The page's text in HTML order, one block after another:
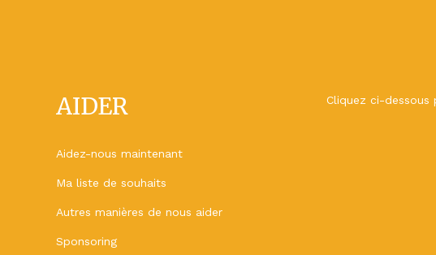
AIDER
Aidez-nous maintenant
Ma liste de souhaits
Autres manières de nous aider
Sponsoring
Cliquez ci-dessous